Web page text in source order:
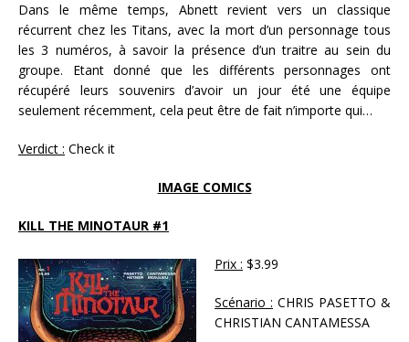
Dans le même temps, Abnett revient vers un classique
récurrent chez les Titans, avec la mort d’un personnage tous
les 3 numéros, à savoir la présence d’un traitre au sein du
groupe. Etant donné que les différents personnages ont
récupéré leurs souvenirs d’avoir un jour été une équipe
seulement récemment, cela peut être de fait n’importe qui…
Verdict : Check it
IMAGE COMICS
KILL THE MINOTAUR #1
Prix : $3.99
Scénario : CHRIS PASETTO &
CHRISTIAN CANTAMESSA